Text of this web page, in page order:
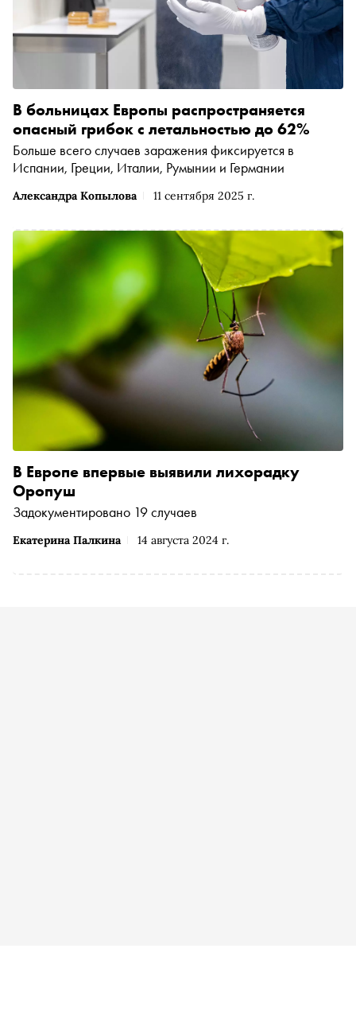
Александра Копылова 11 сентября 2025 г.
В больницах Европы распространяется
опасный грибок с летальностью до 62%
Больше всего случаев заражения фиксируется в
Испании, Греции, Италии, Румынии и Германии
Екатерина Палкина 14 августа 2024 г.
В Европе впервые выявили лихорадку
Оропуш
Задокументировано 19 случаев